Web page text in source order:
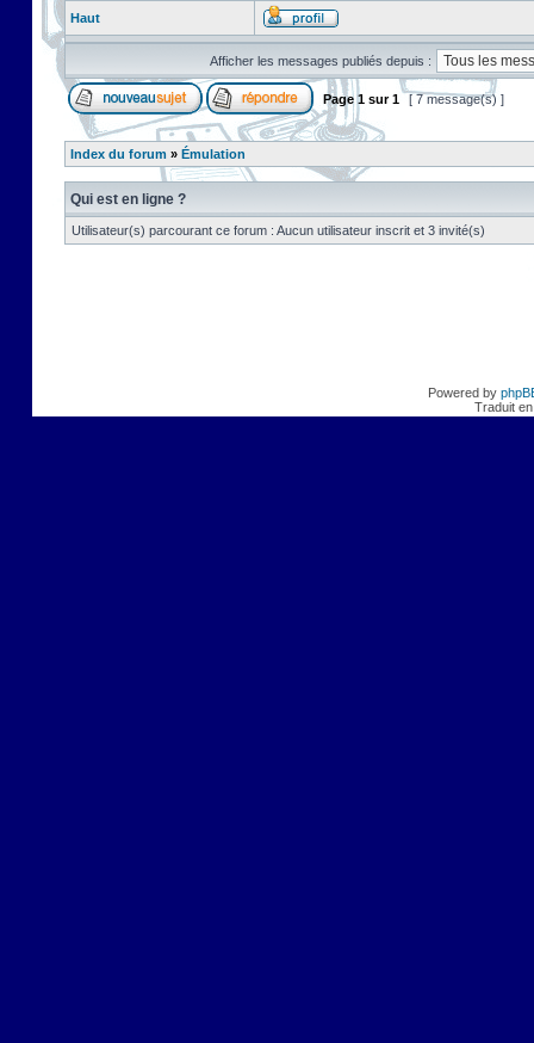
Haut
Afficher les messages publiés depuis :
Page 1 sur1 [ 7 message(s) ]
Index du forum » Émulation
Qui est en ligne ?
Utilisateur(s) parcourant ce forum : Aucun utilisateur inscrit et 3 invité(s)
Powered by
Traduit